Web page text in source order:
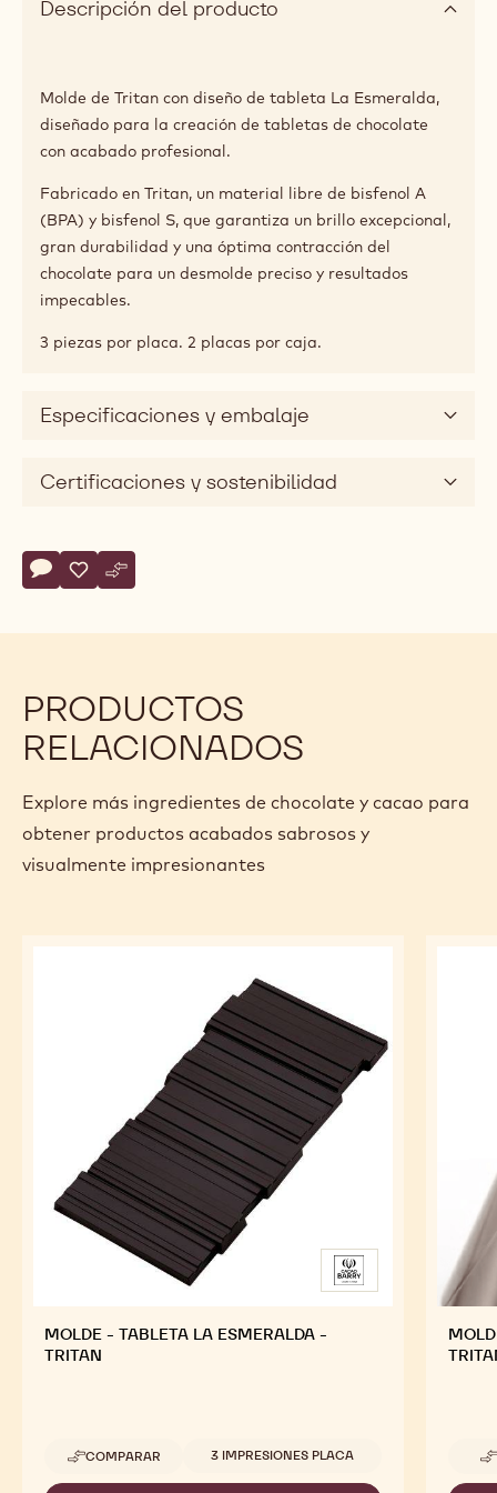
Descripción del producto
Molde de Tritan con diseño de tableta La Esmeralda,
diseñado para la creación de tabletas de chocolate
con acabado profesional.
Fabricado en Tritan, un material libre de bisfenol A
(BPA) y bisfenol S, que garantiza un brillo excepcional,
gran durabilidad y una óptima contracción del
chocolate para un desmolde preciso y resultados
impecables.
3 piezas por placa. 2 placas por caja.
Especificaciones y embalaje
Certificaciones y sostenibilidad
Actions
Escriba un comentario
- MOLDE - TABLETA LA ESMERALDA - TRITAN
Guardar
- MOLDE - TABLETA LA ESMERALDA - TRITAN
Comparar
- MOLDE - TABLETA LA ESMERALDA - TRITAN
PRODUCTOS
RELACIONADOS
Explore más ingredientes de chocolate y cacao para
obtener productos acabados sabrosos y
visualmente impresionantes
MOLDE - TABLETA LA ESMERALDA -
TRITAN
COMPARAR
-
MOLDE
Tamaños disponibles
3 IMPRESIONES PLACA